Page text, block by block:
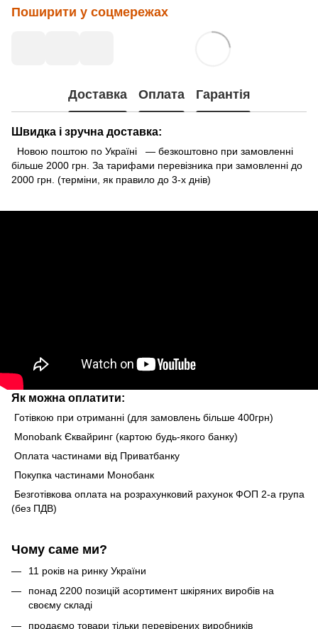
Поширити у соцмережах
Доставка Оплата Гарантія
Швидка і зручна доставка:
Новою поштою по Україні — безкоштовно при замовленні
більше 2000 грн. За тарифами перевізника при замовленні до
2000 грн. (терміни, як правило до 3-х днів)
Як можна оплатити:
Готівкою при отриманні (для замовлень більше 400грн)
Monobank Єквайринг (картою будь-якого банку)
Оплата частинами від Приватбанку
Покупка частинами Монобанк
Безготівкова оплата на розрахунковий рахунок ФОП 2-а група
(без ПДВ)
Чому саме ми?
11 років на ринку України
понад 2200 позицій асортимент шкіряних виробів на
своєму складі
продаємо товари тільки перевірених виробників